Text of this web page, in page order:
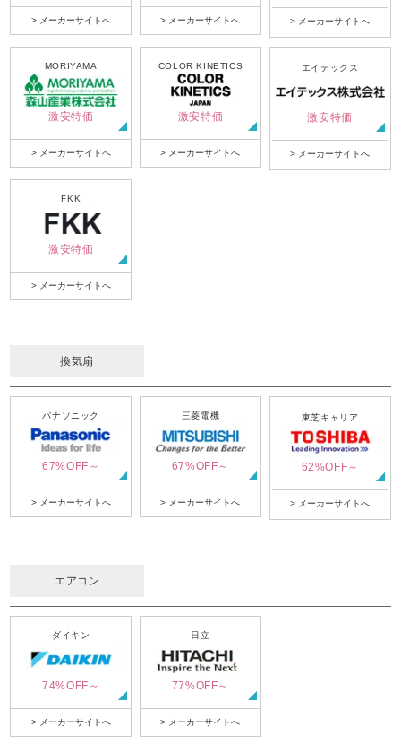
> メーカーサイトへ > メーカーサイトへ > メーカーサイトへ
MORIYAMA
激安特価
> メーカーサイトへ
COLOR KINETICS
激安特価
> メーカーサイトへ
エイテックス
激安特価
> メーカーサイトへ
FKK
激安特価
> メーカーサイトへ
換気扇
パナソニック
67%OFF～
> メーカーサイトへ
三菱電機
67%OFF～
> メーカーサイトへ
東芝キャリア
62%OFF～
> メーカーサイトへ
エアコン
ダイキン
74%OFF～
> メーカーサイトへ
日立
77%OFF～
> メーカーサイトへ